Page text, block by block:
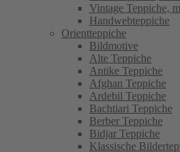
Vintage Teppiche,
Handwebteppiche
Orientteppiche
Bildmotive
Alte Teppiche
Antike Teppiche
Afghan Teppiche
Ardebil Teppiche
Bachtiari Teppiche
Berber Teppiche
Bidjar Teppiche
Klassische